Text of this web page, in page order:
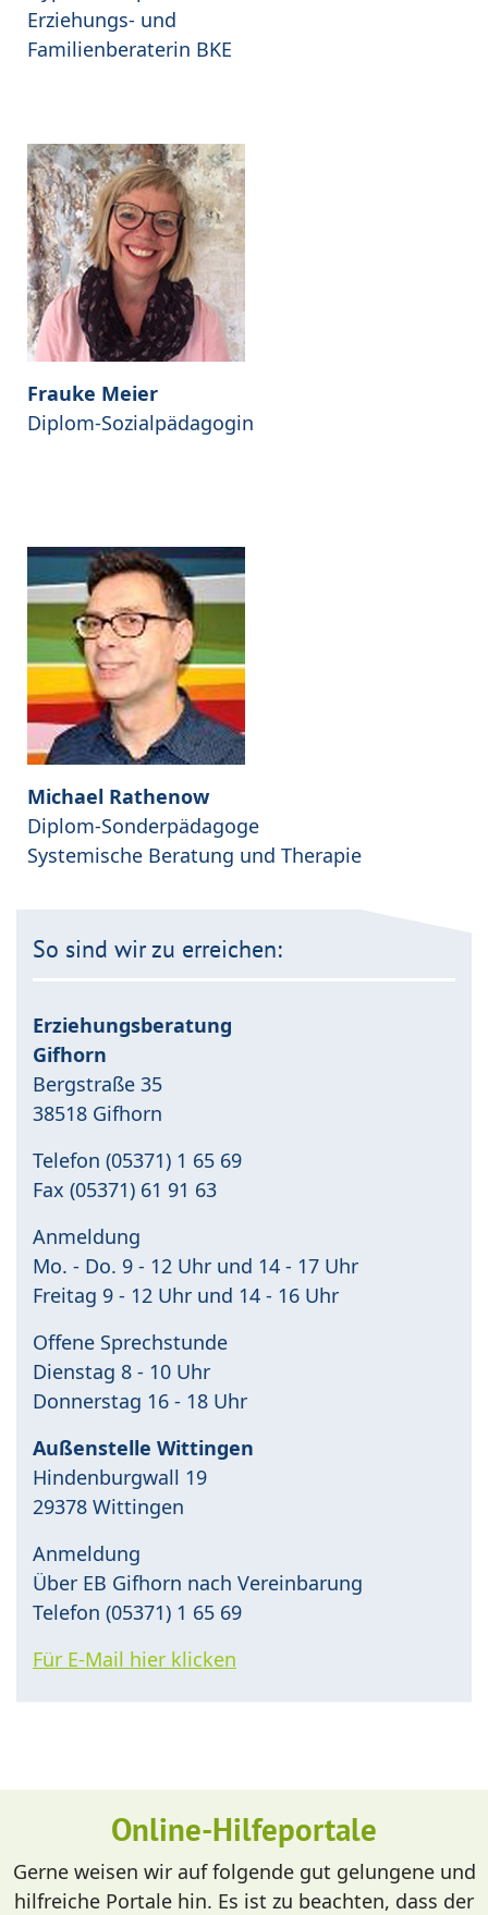
Erziehungs- und
Familienberaterin BKE
Frauke Meier
Diplom-Sozialpädagogin
Michael Rathenow
Diplom-Sonderpädagoge
Systemische Beratung und Therapie
So sind wir zu erreichen:
Erziehungsberatung
Gifhorn
Bergstraße 35
38518 Gifhorn
Telefon (05371) 1 65 69
Fax (05371) 61 91 63
Anmeldung
Mo. - Do. 9 - 12 Uhr und 14 - 17 Uhr
Freitag 9 - 12 Uhr und 14 - 16 Uhr
Offene Sprechstunde
Dienstag 8 - 10 Uhr
Donnerstag 16 - 18 Uhr
Außenstelle Wittingen
Hindenburgwall 19
29378 Wittingen
Anmeldung
Über EB Gifhorn nach Vereinbarung
Telefon (05371) 1 65 69
Für E-Mail hier klicken
Online-Hilfeportale
Gerne weisen wir auf folgende gut gelungene und
hilfreiche Portale hin. Es ist zu beachten, dass der